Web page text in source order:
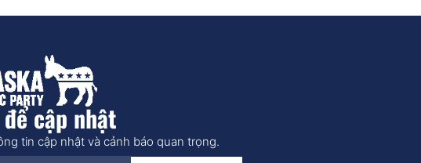
cập nhật
tin cập nhật và cảnh báo quan trọng.